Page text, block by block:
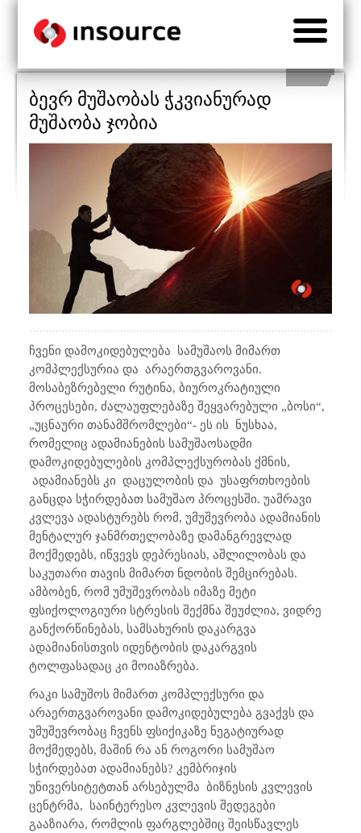
ბევრ მუშაობას ჭკვიანურად
მუშაობა ჯობია
ჩვენი დამოკიდებულება
სამუშაოს მიმართ
კომპლექსურია და არაერთგვაროვანი.
მოსაბეზრებელი რუტინა, ბიუროკრატიული
პროცესები, ძალაუფლებაზე შეყვარებული „ბოსი“,
„უცნაური თანამშრომლები“- ეს ის
ნუსხაა,
რომელიც ადამიანების სამუშაოსადმი
დამოკიდებულების კომპლექსურობას ქმნის,
ადამიანებს კი დაცულობის და უსაფრთხოების
განცდა სჭირდებათ სამუშაო პროცესში. უამრავი
კვლევა ადასტურებს რომ, უმუშევრობა ადამიანის
მენტალურ ჯანმრთელობაზე დამანგრევლად
მოქმედებს, იწვევს დეპრესიას, აშლილობას და
საკუთარი თავის მიმართ ნდობის შემცირებას.
ამბობენ, რომ უმუშევრობას იმაზე მეტი
ფსიქოლოგიური სტრესის შექმნა შეუძლია, ვიდრე
განქორწინებას, სამსახურის დაკარგვა
ადამიანისთვის იდენტობის დაკარგვის
ტოლფასადაც კი მოიაზრება.
რაკი სამუშოს მიმართ კომპლექსური და
არაერთგვაროვანი დამოკიდებულება გვაქვს და
უმუშევრობაც ჩვენს ფსიქიკაზე ნეგატიურად
მოქმედებს, მაშინ რა ან როგორი სამუშაო
სჭირდებათ ადამიანებს? კემბრიჯის
უნივერსიტეტთან არსებულმა ბიზნესის კვლევის
ცენტრმა,
საინტერესო კვლევის შედეგები
გააზიარა, რომლის ფარგლებშიც შეისწავლეს